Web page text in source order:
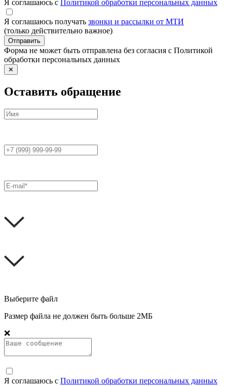
Я соглашаюсь с Политикой обработки персональных данных
Я соглашаюсь получать звонки и рассылки от МТИ
(только действительно важное)
Отправить
Форма не может быть отправлена без согласия с Политикой
обработки персональных данных
✕
Оставить обращение
Выберите файл
Размер файла не должен быть больше 2МБ
❌
Я соглашаюсь с Политикой обработки персональных данных